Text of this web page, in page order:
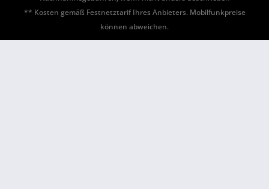
** Kosten gemäß Festnetztarif Ihres Anbieters. Mobilfunkpreise
können abweichen.